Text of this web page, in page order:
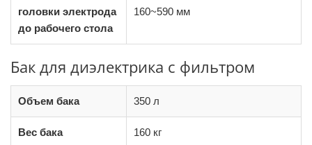
головки электрода
до рабочего стола
160~590 мм
Бак для диэлектрика с фильтром
Объем бака 350 л
Вес бака 160 кг